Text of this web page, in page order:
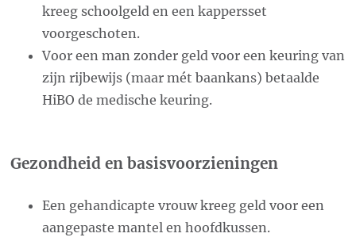
kreeg schoolgeld en een kappersset
voorgeschoten.
Voor een man zonder geld voor een keuring van
zijn rijbewijs (maar mét baankans) betaalde
HiBO de medische keuring.
Gezondheid en basisvoorzieningen
Een gehandicapte vrouw kreeg geld voor een
aangepaste mantel en hoofdkussen.